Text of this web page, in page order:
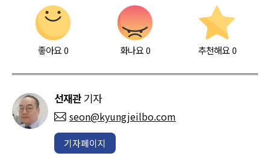
좋아요0 화나요0 추천해요 0
선재관 기자
seon@kyungjeilbo.com
기자페이지